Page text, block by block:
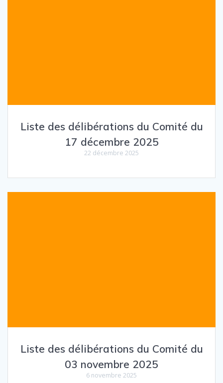
Liste des délibérations du Comité du
17 décembre 2025
22 décembre 2025
Liste des délibérations du Comité du
03 novembre 2025
6 novembre 2025